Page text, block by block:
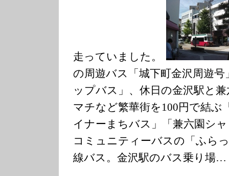
走っていました。
の周遊バス「城下町金沢周遊
ップバス」、休日の金沢駅と
マチなど繁華街を100円で結ぶ
イナーまちバス」「兼六園シ
コミュニティーバスの「ふら
線バス。金沢駅のバス乗り場…